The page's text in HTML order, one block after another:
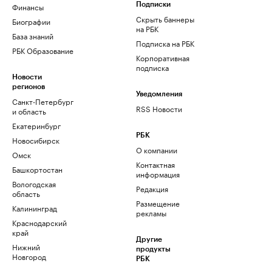
Финансы
Биографии
База знаний
РБК Образование
Новости
регионов
Санкт-Петербург
и область
Екатеринбург
Новосибирск
Омск
Башкортостан
Вологодская
область
Калининград
Краснодарский
край
Нижний
Новгород
Подписки
Скрыть баннеры
на РБК
Подписка на РБК
Корпоративная
подписка
Уведомления
RSS Новости
РБК
О компании
Контактная
информация
Редакция
Размещение
рекламы
Другие
продукты
РБК